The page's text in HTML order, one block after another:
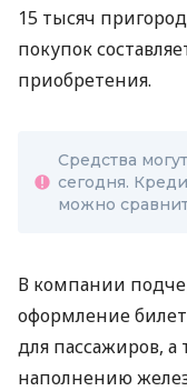
15 тысяч
покупок
приобретения.
Средства
сегодня.
можно
В компании
оформление
для пассажиров, а
наполнению